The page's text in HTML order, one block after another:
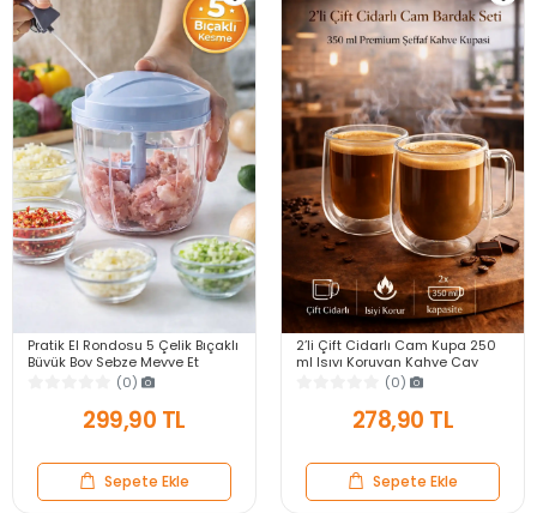
Pratik El Rondosu 5 Çelik Bıçaklı
Büyük Boy Sebze Meyve Et
Soğan Doğrayıcı Blender Rende
(0)
299,90 TL
Sepete Ekle
2’li Çift Cidarlı Cam Kupa 250
ml Isıyı Koruyan Kahve Çay
Fincanı Kulplu Espresso Cam
(0)
278,90 TL
Sepete Ekle